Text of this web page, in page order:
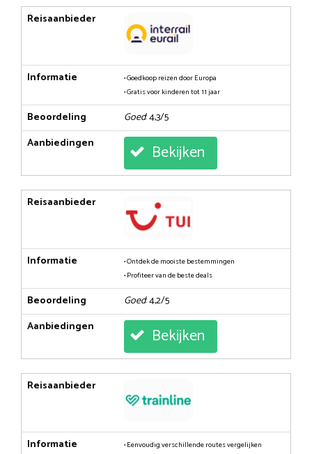
Reisaanbieder
Informatie
• Goedkoop reizen door Europa
• Gratis voor kinderen tot 11 jaar
Beoordeling Goed: 4,3/5
Aanbiedingen
Bekijken
Reisaanbieder
Informatie
• Ontdek de mooiste bestemmingen
• Profiteer van de beste deals
Beoordeling Goed: 4,2/5
Aanbiedingen
Bekijken
Reisaanbieder
Informatie
• Eenvoudig verschillende routes vergelijken